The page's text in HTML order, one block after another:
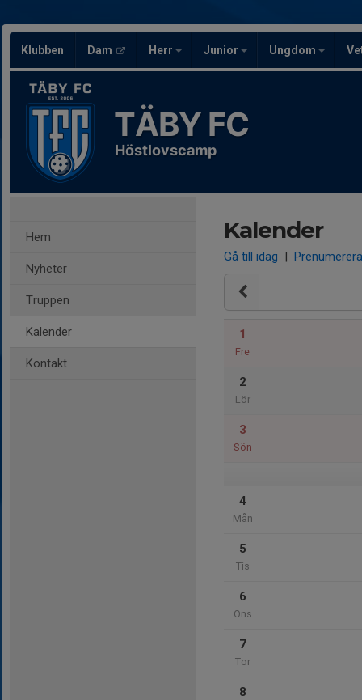
Klubben Dam Herr Junior Ungdom
TÄBY FC
Höstlovscamp
Hem
Nyheter
Truppen
Kalender
Kontakt
Kalender
Gå till idag | Prenumerera
1
Fre
2
Lör
3
Sön
4
Mån
5
Tis
6
Ons
7
Tor
8